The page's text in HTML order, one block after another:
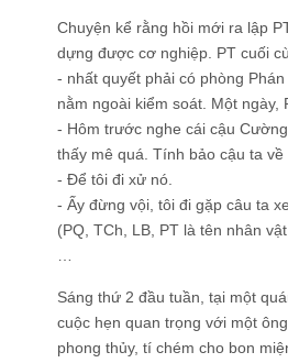
Chuyện kể rằng hồi mới ra lập
dựng được cơ nghiệp. PT cuối
- nhất quyết phải có phòng
nằm ngoài kiểm soát. Một ngày,
- Hôm trước nghe cái cậu
thấy mê quá. Tính bảo cậu ta
- Để tôi đi xử nó.
- Ấy đừng vội, tôi đi gặp câu ta
(PQ, TCh, LB, PT là tên nhân
Sáng thứ 2 đầu tuần, tại một
cuộc hẹn quan trọng với một
phong thủy, tí chém cho bon